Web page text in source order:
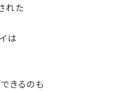
れた
は
きるのも